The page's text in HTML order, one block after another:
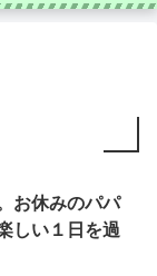
お休みのパパ
しい１日を過